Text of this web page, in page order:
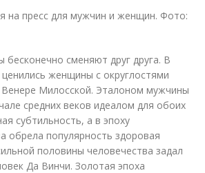
на пресс для мужчин и женщин. Фото:
бесконечно сменяют друг друга. В
женщины с округлостями
Милосской. Эталоном мужчины
средних веков идеалом для обоих
субтильность, а в эпоху
обрела популярность здоровая
половины человечества задал
Да Винчи. Золотая эпоха